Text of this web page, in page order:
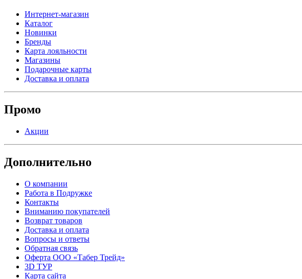
Интернет-магазин
Каталог
Новинки
Бренды
Карта лояльности
Магазины
Подарочные карты
Доставка и оплата
Промо
Акции
Дополнительно
О компании
Работа в Подружке
Контакты
Вниманию покупателей
Возврат товаров
Доставка и оплата
Вопросы и ответы
Обратная связь
Оферта ООО «Табер Трейд»
3D ТУР
Карта сайта